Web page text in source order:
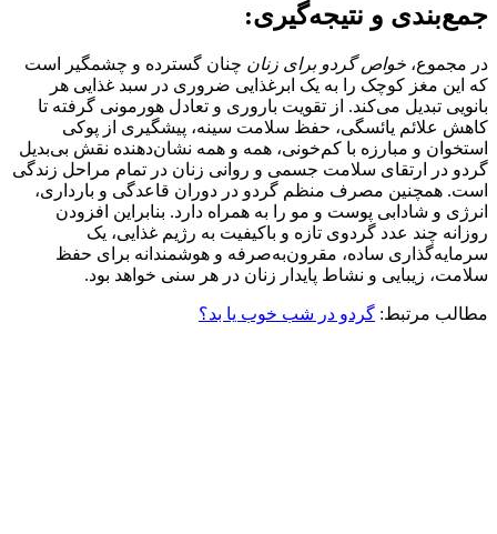
جمع‌بندی و نتیجه‌گیری:
در مجموع، خواص‌ گردو‌ برای‌ زنان چنان گسترده و چشمگیر است
که این مغز کوچک را به یک ابرغذایی ضروری در سبد غذایی هر
بانویی تبدیل می‌کند. از تقویت باروری و تعادل هورمونی گرفته تا
کاهش علائم یائسگی، حفظ سلامت سینه، پیشگیری از پوکی
استخوان و مبارزه با کم‌خونی، همه و همه نشان‌دهنده نقش بی‌بدیل
گردو در ارتقای سلامت جسمی و روانی زنان در تمام مراحل زندگی
است. همچنین مصرف منظم گردو در دوران قاعدگی و بارداری،
انرژی و شادابی پوست و مو را به همراه دارد. بنابراین افزودن
روزانه چند عدد گردوی تازه و باکیفیت به رژیم غذایی، یک
سرمایه‌گذاری ساده، مقرون‌به‌صرفه و هوشمندانه برای حفظ
سلامت، زیبایی و نشاط پایدار زنان در هر سنی خواهد بود.
مطالب مرتبط: گردو در شب خوب یا بد؟